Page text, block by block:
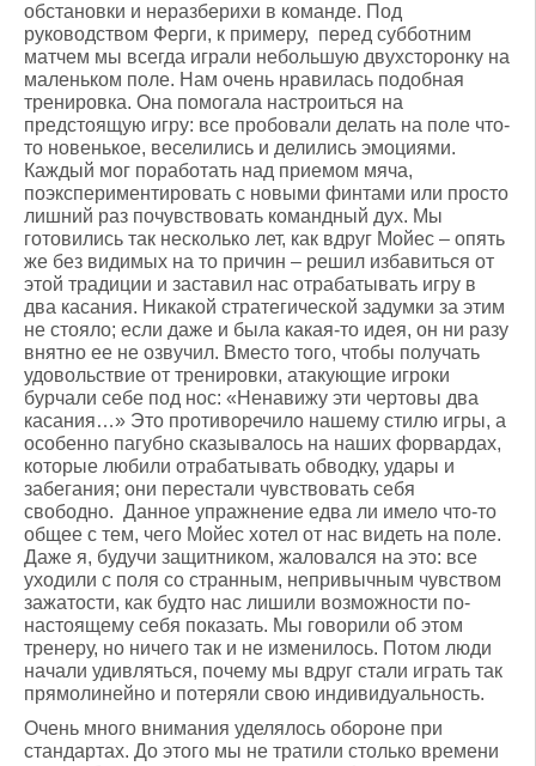
обстановки и неразберихи в команде. Под
руководством Ферги, к примеру, перед субботним
матчем мы всегда играли небольшую двухсторонку на
маленьком поле. Нам очень нравилась подобная
тренировка. Она помогала настроиться на
предстоящую игру: все пробовали делать на поле что-
то новенькое, веселились и делились эмоциями.
Каждый мог поработать над приемом мяча,
поэкспериментировать с новыми финтами или просто
лишний раз почувствовать командный дух. Мы
готовились так несколько лет, как вдруг Мойес – опять
же без видимых на то причин – решил избавиться от
этой традиции и заставил нас отрабатывать игру в
два касания. Никакой стратегической задумки за этим
не стояло; если даже и была какая-то идея, он ни разу
внятно ее не озвучил. Вместо того, чтобы получать
удовольствие от тренировки, атакующие игроки
бурчали себе под нос: «Ненавижу эти чертовы два
касания…» Это противоречило нашему стилю игры, а
особенно пагубно сказывалось на наших форвардах,
которые любили отрабатывать обводку, удары и
забегания; они перестали чувствовать себя
свободно. Данное упражнение едва ли имело что-то
общее с тем, чего Мойес хотел от нас видеть на поле.
Даже я, будучи защитником, жаловался на это: все
уходили с поля со странным, непривычным чувством
зажатости, как будто нас лишили возможности по-
настоящему себя показать. Мы говорили об этом
тренеру, но ничего так и не изменилось. Потом люди
начали удивляться, почему мы вдруг стали играть так
прямолинейно и потеряли свою индивидуальность.
Очень много внимания уделялось обороне при
стандартах. До этого мы не тратили столько времени